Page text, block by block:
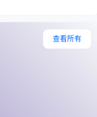
查看所有